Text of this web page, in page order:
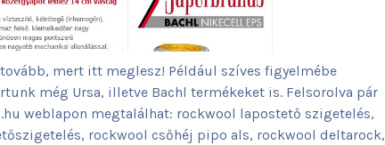
mert itt meglesz! Például szíves figyelmébe
még Ursa, illetve Bachl termékeket is. Felsorolva pár
weblapon megtalálhat: rockwool lapostető szigetelés,
rockwool csőhéj pipo als, rockwool deltarock,